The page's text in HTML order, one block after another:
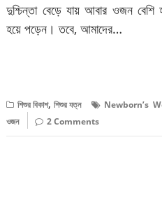
দুশ্চিন্তা বেড়ে যায় আবার ওজন বেশি
হয়ে পড়েন। তবে, আমাদের…
শিশুর বিকাশ,শিশুর যত্ন Newborn’s
ওজন
2 Comments